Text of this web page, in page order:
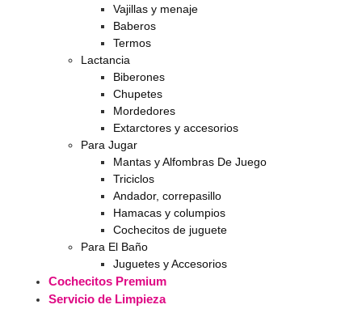
Vajillas y menaje
Baberos
Termos
Lactancia
Biberones
Chupetes
Mordedores
Extarctores y accesorios
Para Jugar
Mantas y Alfombras De Juego
Triciclos
Andador, correpasillo
Hamacas y columpios
Cochecitos de juguete
Para El Baño
Juguetes y Accesorios
Cochecitos Premium
Servicio de Limpieza